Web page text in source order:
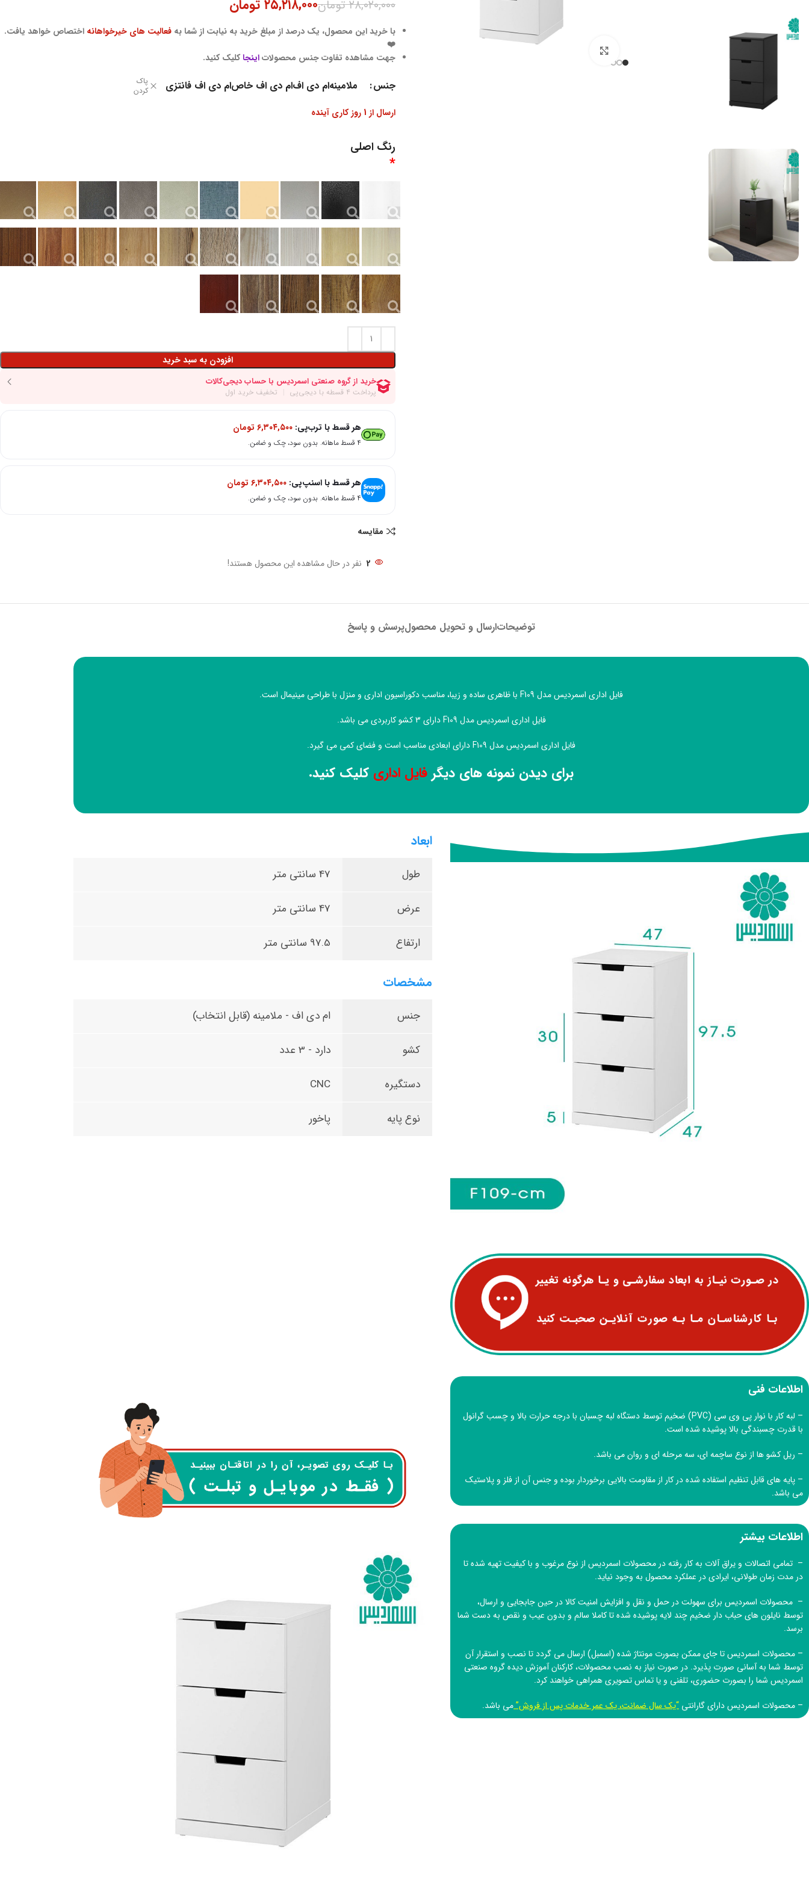
۲۸,۰۲۰,۰۰۰ تومان۲۵,۲۱۸,۰۰۰ تومان
با خرید این محصول، یک درصد از مبلغ خرید به نیابت از شما به فعالیت های خیرخواهانه اختصاص خواهد یافت.
❤️
جهت مشاهده تفاوت جنس محصولاتاینجا کلیک کنید.
جنس ملامینهام دی افام دی اف خاصام دی اف فانتزی
پاک
کردن
ارسال از 1 روز کاری آینده
رنگ اصلی
*
افزودن به سبد خرید
هر قسط با ترب‌پی: ۶,۳۰۴,۵۰۰ تومان
۴ قسط ماهانه. بدون سود، چک و ضامن.
هر قسط با اسنپ‌پی: ۶,۳۰۴,۵۰۰ تومان
۴ قسط ماهانه. بدون سود، چک و ضامن.
مقایسه
2 نفر در حال مشاهده این محصول هستند!
توضیحاتارسال و تحویل محصولپرسش و پاسخ
فایل اداری اسمردیس مدل F109 با ظاهری ساده و زیبا، مناسب دکوراسیون اداری و منزل با طراحی مینیمال است.
فایل اداری اسمردیس مدل F109 دارای 3 کشو کاربردی می باشد.
فایل اداری اسمردیس مدل F109 دارای ابعادی مناسب است و فضای کمی می گیرد.
برای دیدن نمونه های دیگر فایل اداری کلیک کنید.
ابعاد
طول 47 سانتی متر
عرض 47 سانتی متر
ارتفاع 97.5 سانتی متر
مشخصات
جنس ام دی اف - ملامینه (قابل انتخاب)
کشو دارد - 3 عدد
دستگیره CNC
نوع پایه پاخور
اطلاعات فنی
– لبه کار با نوار پی وی سی (PVC) ضخیم توسط دستگاه لبه چسبان با درجه حرارت بالا و چسب گرانول
با قدرت چسبندگی بالا پوشیده شده است.
– ریل کشو ها از نوع ساچمه ای، سه مرحله ای و روان می باشد.
– پایه های قابل تنظیم استفاده شده در کار از مقاومت بالایی برخوردار بوده و جنس آن از فلز و پلاستیک
می باشد.
اطلاعات بیشتر
– تمامی اتصالات و یراق آلات به کار رفته در محصولات اسمردیس از نوع مرغوب و با کیفیت تهیه شده تا
در مدت زمان طولانی، ایرادی در عملکرد محصول به وجود نیاید.
– محصولات اسمردیس برای سهولت در حمل و نقل و افزایش امنیت کالا در حین جابجایی و ارسال،
توسط نایلون های حباب دار ضخیم چند لایه پوشیده شده تا کاملا سالم و بدون عیب و نقص به دست شما
برسد.
– محصولات اسمردیس تا جای ممکن بصورت مونتاژ شده (اسمبل) ارسال می گردد تا نصب و استقرار آن
توسط شما به آسانی صورت پذیرد. در صورت نیاز به نصب محصولات، کارکنان آموزش دیدهگروه صنعتی
اسمردیس شما را بصورت حضوری، تلفنی و یا تماس تصویری همراهی خواهند کرد.
– محصولات اسمردیس دارای گارانتی “یک سال ضمانت، یک عمر خدمات پس از فروش”می باشد.